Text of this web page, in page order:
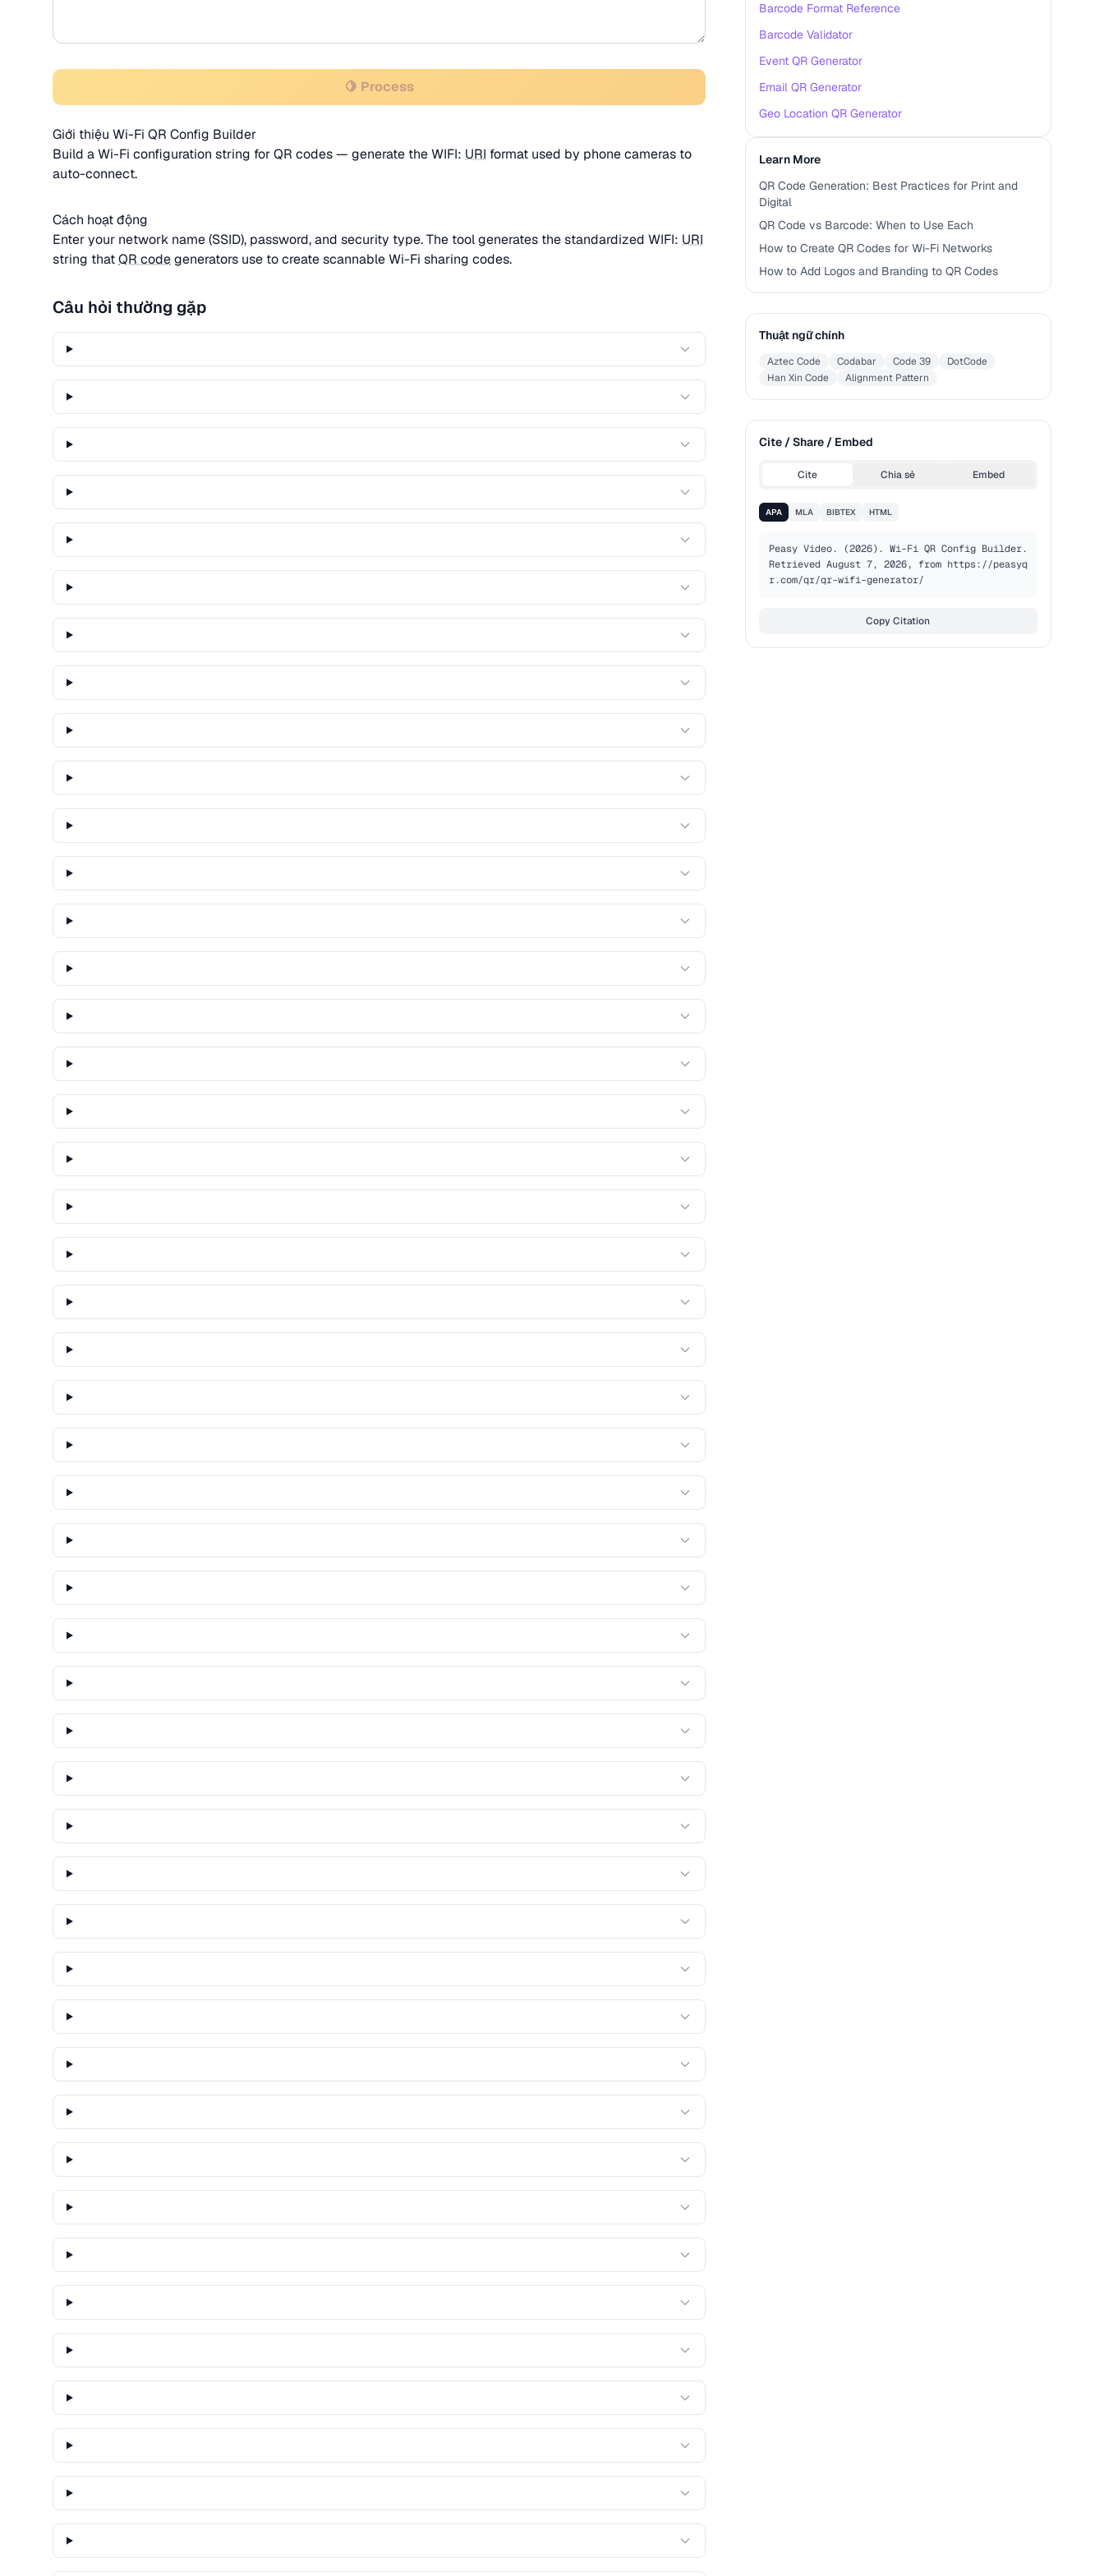
🍋 Process
Giới thiệu Wi-Fi QR Config Builder
Build a Wi-Fi configuration string for QR codes — generate the WIFI: URI format used by phone cameras to
auto-connect.
Cách hoạt động
Enter your network name (SSID), password, and security type. The tool generates the standardized WIFI: URI
string thatQR codegenerators use to create scannable Wi-Fi sharing codes.
Câu hỏi thường gặp
Barcode Format Reference
Barcode Validator
Event QR Generator
Email QR Generator
Geo Location QR Generator
Learn More
QR Code Generation: Best Practices for Print and
Digital
QR Code vs Barcode: When to Use Each
How to Create QR Codes for Wi-Fi Networks
How to Add Logos and Branding to QR Codes
Thuật ngữ chính
Aztec Code Codabar Code 39
DotCode
Han Xin Code
Alignment Pattern
Cite / Share / Embed
Cite Chia sẻ Embed
APA MLA BIBTEX HTML
Peasy Video. (2026). Wi-Fi QR Config Builder.
Retrieved August 7, 2026, from https://peasyq
r.com/qr/qr-wifi-generator/
Copy Citation